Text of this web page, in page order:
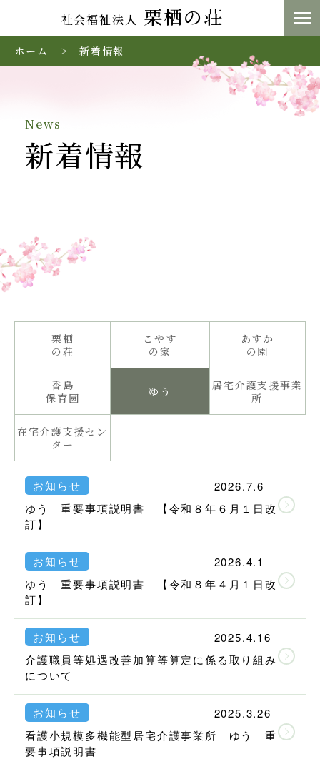
社会福祉法人 栗栖の荘
ホーム 新着情報
News
新着情報
栗栖
の荘
こやす
の家
あすか
の園
香島
保育園
ゆう
居宅介護支援事業
所
在宅介護支援セン
ター
お知らせ
2026.7.6
ゆう 重要事項説明書 【令和８年６月１日改
訂】
お知らせ
2026.4.1
ゆう 重要事項説明書 【令和８年４月１日改
訂】
お知らせ
2025.4.16
介護職員等処遇改善加算等算定に係る取り組み
について
お知らせ
2025.3.26
看護小規模多機能型居宅介護事業所 ゆう 重
要事項説明書